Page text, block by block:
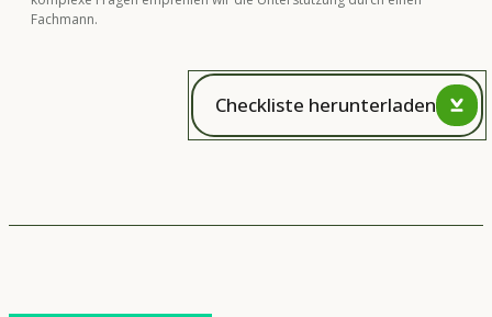
Fachmann.
Checkliste herunterladen